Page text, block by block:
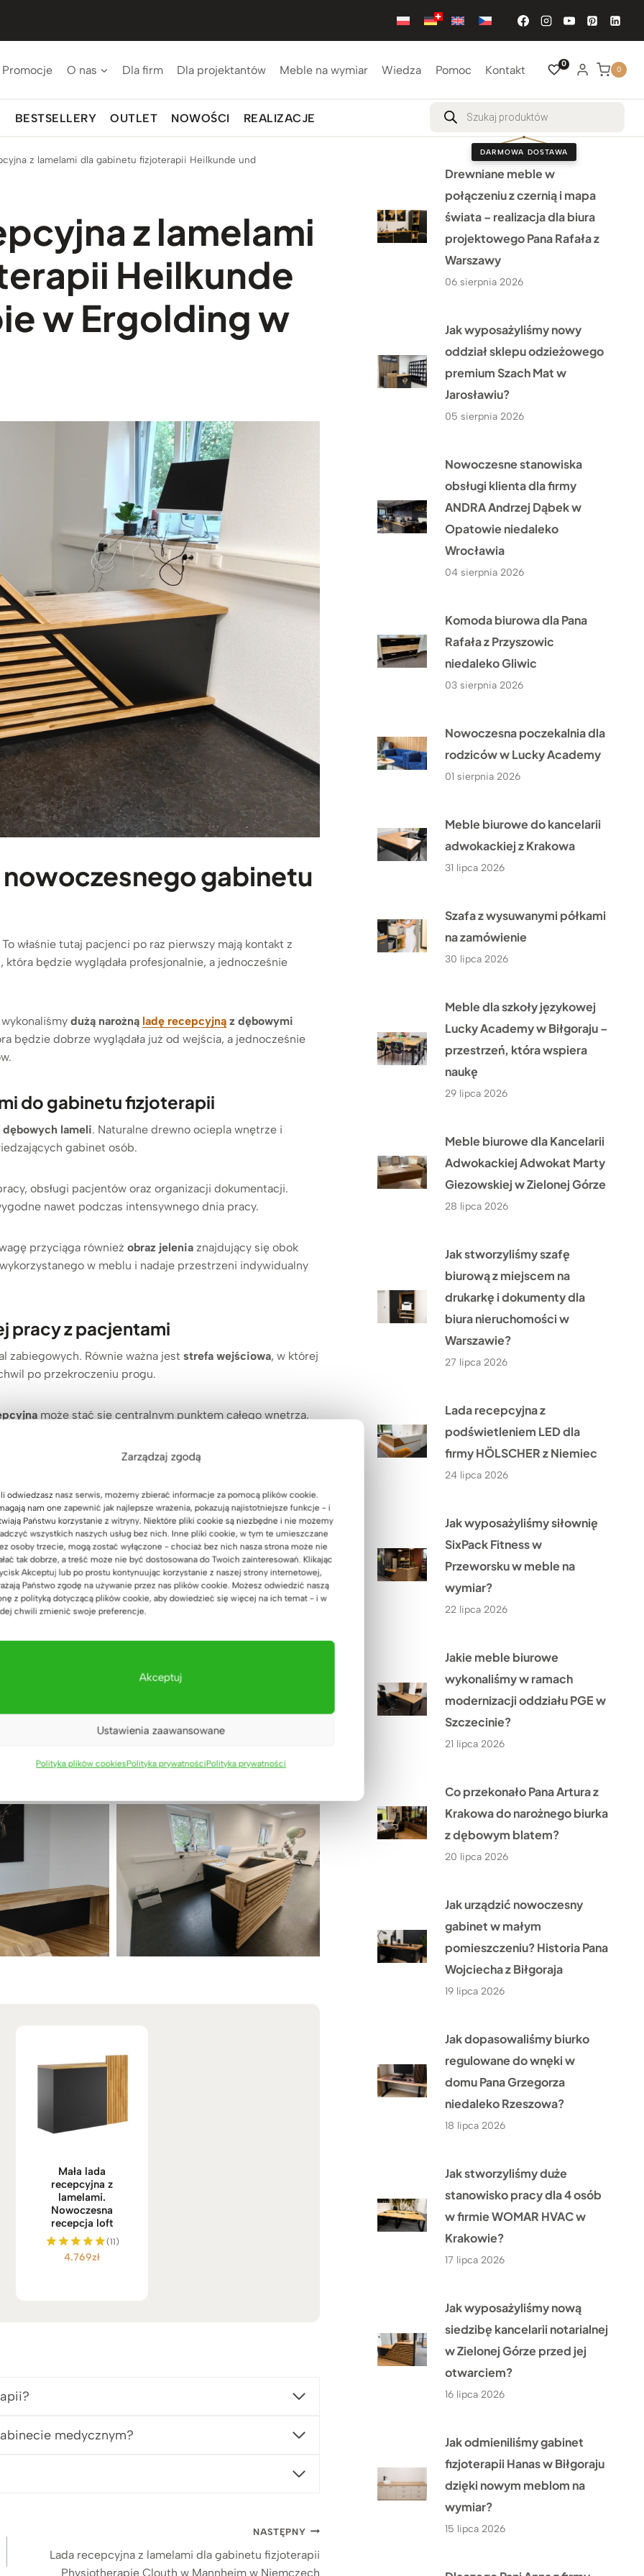
Zarządzaj zgodą
odwiedzasz nasz serwis, możemy zbierać informacje za pomocą plików cookie.
nam one zapewnić jak najlepsze wrażenia, pokazują najistotniejsze funkcje - i
Państwu korzystanie z witryny. Niektóre pliki cookie są niezbędne i nie możemy
wszystkich naszych usług bez nich. Inne pliki cookie, w tym te umieszczane
osoby trzecie, mogą zostać wyłączone - chociaż bez nich nasza strona może nie
tak dobrze, a treść może nie być dostosowana do Twoich zainteresowań. Klikając
Akceptuj lub po prostu kontynuując korzystanie z naszej strony internetowej,
Państwo zgodę na używanie przez nas plików cookie. Możesz odwiedzić naszą
z polityką dotyczącą plików cookie, aby dowiedzieć się więcej na ich temat - i w
chwili zmienić swoje preferencje.
Akceptuj
Ustawienia zaawansowane
Polityka plików cookiesPolityka prywatnościPolityka prywatności
Promocje O nas Dla firm Dla projektantów Meble na wymiar Wiedza Pomoc Kontakt 0
0
BESTSELLERY OUTLET NOWOŚCI REALIZACJE
Wyszukiwarka
produktów
DARMOWA DOSTAWA
z lamelami dla gabinetu fizjoterapii Heilkunde und
z lamelami
Heilkunde
w Ergolding w
gabinetu
właśnie tutaj pacjenci po raz pierwszy mają kontakt z
będzie wyglądała profesjonalnie, a jednocześnie
dużą narożną ladę recepcyjną z dębowymi
będzie dobrze wyglądała już od wejścia, a jednocześnie
do gabinetu fizjoterapii
lameli. Naturalne drewno ociepla wnętrze i
gabinet osób.
obsługi pacjentów oraz organizacji dokumentacji.
nawet podczas intensywnego dnia pracy.
przyciąga również obraz jelenia znajdujący się obok
w meblu i nadaje przestrzeni indywidualny
pracy z pacjentami
zabiegowych. Równie ważna jest strefa wejściowa, w której
po przekroczeniu progu.
może stać się centralnym punktem całego wnętrza.
stawia dziś na naturalne materiały oraz rozwiązania, które
realizacja jest tego doskonałym przykładem.
przestrzeń dla pacjentów i personelu.
Mała lada
recepcyjna z
lamelami.
Nowoczesna
recepcja loft
Oceniono
(11)
4.769zł
medycznym?
NASTĘPNY
Lada recepcyjna z lamelami dla gabinetu fizjoterapii
Physiotherapie Clouth w Mannheim w Niemczech
Drewniane meble w
połączeniu z czernią i mapa
świata – realizacja dla biura
projektowego Pana Rafała z
Warszawy
06 sierpnia 2026
Jak wyposażyliśmy nowy
oddział sklepu odzieżowego
premium Szach Mat w
Jarosławiu?
05 sierpnia 2026
Nowoczesne stanowiska
obsługi klienta dla firmy
ANDRA Andrzej Dąbek w
Opatowie niedaleko
Wrocławia
04 sierpnia 2026
Komoda biurowa dla Pana
Rafała z Przyszowic
niedaleko Gliwic
03 sierpnia 2026
Nowoczesna poczekalnia dla
rodziców w Lucky Academy
01 sierpnia 2026
Meble biurowe do kancelarii
adwokackiej z Krakowa
31 lipca 2026
Szafa z wysuwanymi półkami
na zamówienie
30 lipca 2026
Meble dla szkoły językowej
Lucky Academy w Biłgoraju –
przestrzeń, która wspiera
naukę
29 lipca 2026
Meble biurowe dla Kancelarii
Adwokackiej Adwokat Marty
Giezowskiej w Zielonej Górze
28 lipca 2026
Jak stworzyliśmy szafę
biurową z miejscem na
drukarkę i dokumenty dla
biura nieruchomości w
Warszawie?
27 lipca 2026
Lada recepcyjna z
podświetleniem LED dla
firmy HÖLSCHER z Niemiec
24 lipca 2026
Jak wyposażyliśmy siłownię
SixPack Fitness w
Przeworsku w meble na
wymiar?
22 lipca 2026
Jakie meble biurowe
wykonaliśmy w ramach
modernizacji oddziału PGE w
Szczecinie?
21 lipca 2026
Co przekonało Pana Artura z
Krakowa do narożnego biurka
z dębowym blatem?
20 lipca 2026
Jak urządzić nowoczesny
gabinet w małym
pomieszczeniu? Historia Pana
Wojciecha z Biłgoraja
19 lipca 2026
Jak dopasowaliśmy biurko
regulowane do wnęki w
domu Pana Grzegorza
niedaleko Rzeszowa?
18 lipca 2026
Jak stworzyliśmy duże
stanowisko pracy dla 4 osób
w firmie WOMAR HVAC w
Krakowie?
17 lipca 2026
Jak wyposażyliśmy nową
siedzibę kancelarii notarialnej
w Zielonej Górze przed jej
otwarciem?
16 lipca 2026
Jak odmieniliśmy gabinet
fizjoterapii Hanas w Biłgoraju
dzięki nowym meblom na
wymiar?
15 lipca 2026